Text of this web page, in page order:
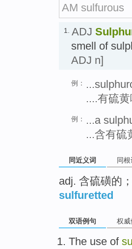
AM sulfurous
1. ADJ
smell of
ADJ n]
例：
....有硫黄
例：
...a
...含有硫
同近义词 同根
adj. 含硫磺的
sulfuretted
双语例句 权威
The use of